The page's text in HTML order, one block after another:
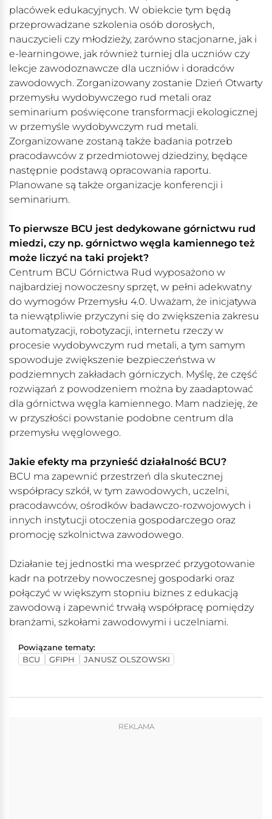
placówek edukacyjnych. W obiekcie tym będą
przeprowadzane szkolenia osób dorosłych,
nauczycieli czy młodzieży, zarówno stacjonarne, jak i
e-learningowe, jak również turniej dla uczniów czy
lekcje zawodoznawcze dla uczniów i doradców
zawodowych. Zorganizowany zostanie Dzień Otwarty
przemysłu wydobywczego rud metali oraz
seminarium poświęcone transformacji ekologicznej
w przemyśle wydobywczym rud metali.
Zorganizowane zostaną także badania potrzeb
pracodawców z przedmiotowej dziedziny, będące
następnie podstawą opracowania raportu.
Planowane są także organizacje konferencji i
seminarium.
To pierwsze BCU jest dedykowane górnictwu rud
miedzi, czy np. górnictwo węgla kamiennego też
może liczyć na taki projekt?
Centrum BCU Górnictwa Rud wyposażono w
najbardziej nowoczesny sprzęt, w pełni adekwatny
do wymogów Przemysłu 4.0. Uważam, że inicjatywa
ta niewątpliwie przyczyni się do zwiększenia zakresu
automatyzacji, robotyzacji, internetu rzeczy w
procesie wydobywczym rud metali, a tym samym
spowoduje zwiększenie bezpieczeństwa w
podziemnych zakładach górniczych. Myślę, że część
rozwiązań z powodzeniem można by zaadaptować
dla górnictwa węgla kamiennego. Mam nadzieję, że
w przyszłości powstanie podobne centrum dla
przemysłu węglowego.
Jakie efekty ma przynieść działalność BCU?
BCU ma zapewnić przestrzeń dla skutecznej
współpracy szkół, w tym zawodowych, uczelni,
pracodawców, ośrodków badawczo-rozwojowych i
innych instytucji otoczenia gospodarczego oraz
promocję szkolnictwa zawodowego.
Działanie tej jednostki ma wesprzeć przygotowanie
kadr na potrzeby nowoczesnej gospodarki oraz
połączyć w większym stopniu biznes z edukacją
zawodową i zapewnić trwałą współpracę pomiędzy
branżami, szkołami zawodowymi i uczelniami.
Powiązane tematy:
BCU
GFIPH JANUSZ OLSZOWSKI
REKLAMA